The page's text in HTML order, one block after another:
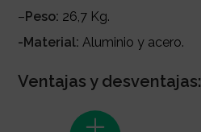
– Peso: 26,7 Kg.
-Material: Aluminio y acero.
Ventajas y desventajas: